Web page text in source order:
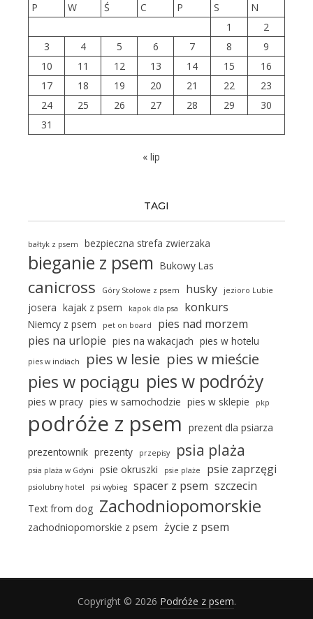
P
W Ś C P S
N
1
2
3
4 5 6 7 8
9
10
11 12 13 14 15
16
17
18 19 20 21 22
23
24
25 26 27 28 29
30
31
« lip
TAGI
bałtyk z psem bezpieczna strefa zwierzaka
bieganie z psem Bukowy Las
canicross Góry Stołowe z psem husky jezioro Lubie
josera kajak z psem kapok dla psa konkurs
Niemcy z psem pet on board
pies nad morzem
pies na urlopie pies na wakacjach pies w hotelu
pies w indiach pies w lesie pies w mieście
pies w pociągu pies w podróży
pies w pracy pies w samochodzie pies w sklepie pkp
podróże z psem prezent dla psiarza
prezentownik prezenty przepisy psia plaża
psia plaża w Gdyni psie okruszki psie plaże psie zaprzęgi
psiolubny hotel psi wybieg spacer z psem szczecin
Text from dog Zachodniopomorskie
zachodniopomorskie z psem życie z psem
Copyright © 2026 Podróże z psem.